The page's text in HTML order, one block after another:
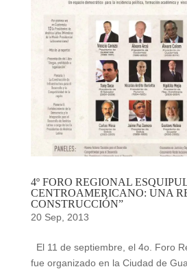
4º FORO REGIONAL
CENTROAMERICANO: UNA
CONSTRUCCIÓN”
20 Sep, 2013
El 11 de septiembre, el 4o. Foro
fue organizado en la Ciudad de